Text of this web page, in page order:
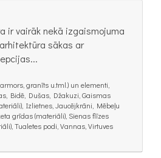
ir vairāk nekā izgaismojuma
sākas ar
granīts u.tml.) un elementi,
Bidē, Dušas, Džakuzi, Gaismas
Izlietnes, Jaucējkrāni, Mēbeļu
grīdas (materiāli), Sienas flīzes
Tualetes podi, Vannas, Virtuves